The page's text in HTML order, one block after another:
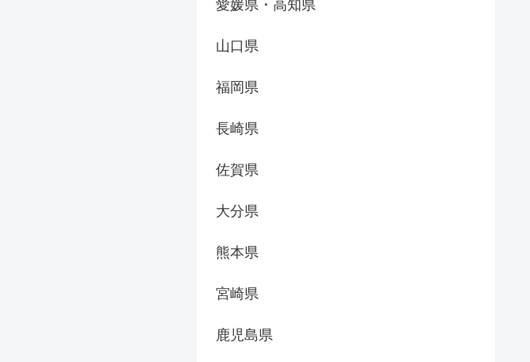
愛媛県・高知県
山口県
福岡県
長崎県
佐賀県
大分県
熊本県
宮崎県
鹿児島県